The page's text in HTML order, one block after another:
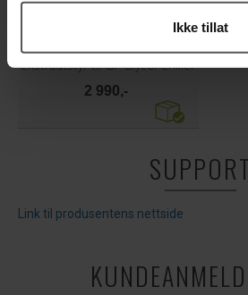
Ikke tillat
Grainfather Glycol Chiller Adapter Kit
Ekstrautstyr til GF Glycol Chiller
2 990,-
Link til produsentens nettside